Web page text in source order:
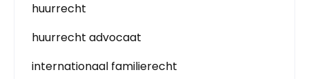
huurrecht
huurrecht advocaat
internationaal familierecht